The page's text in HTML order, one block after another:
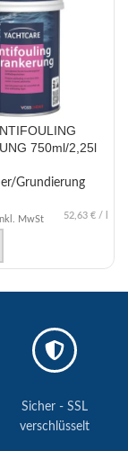
750ml/2,25l
Grundierung
MwSt 52,63 € /
WÄHLEN
Sicher - SSL
verschlüsselt